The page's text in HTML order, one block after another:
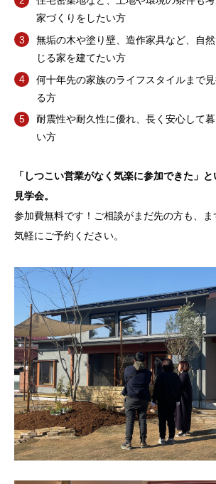
家づくりをしたい方
無垢の木や塗り壁、造作家具など、自
じる家を建てたい方
何十年先の家族のライフスタイルまで
る方
耐震性や耐久性に優れ、長く安心して
い方
「しつこい営業がなく気楽に参加できた」
見学会。
参加費無料です！ご相談がまだ先の方も、
気軽にご予約ください。